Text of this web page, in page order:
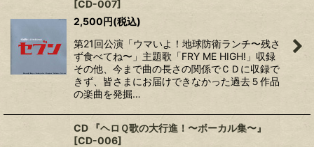
[CD-007]
2,500円(税込)
第21回公演「ウマいよ！地球防衛ランチ〜残さ
ず食べてね〜」主題歌「FRY ME HIGH!」収録
その他、今まで曲の長さの関係でＣＤに収録で
きず、皆さまにお届けできなかった過去５作品
の楽曲を発掘…
CD 『ヘロＱ歌の大行進！〜ボーカル集〜』
[CD-006]